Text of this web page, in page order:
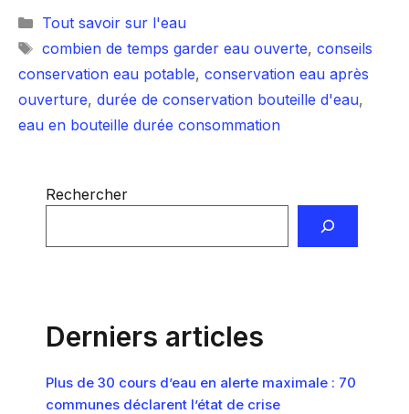
Catégories
Tout savoir sur l'eau
Étiquettes
combien de temps garder eau ouverte, conseils
conservation eau potable, conservation eau après
ouverture, durée de conservation bouteille d'eau,
eau en bouteille durée consommation
Rechercher
Derniers articles
Plus de 30 cours d’eau en alerte maximale : 70
communes déclarent l’état de crise